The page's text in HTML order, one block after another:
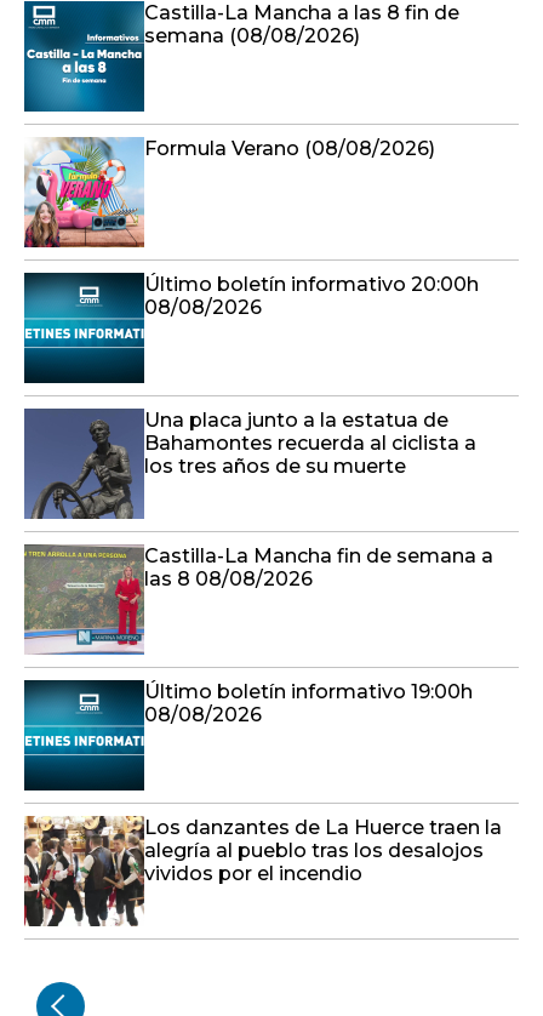
Castilla-La Mancha a las 8 fin de
semana (08/08/2026)
Formula Verano (08/08/2026)
Último boletín informativo 20:00h
08/08/2026
Una placa junto a la estatua de
Bahamontes recuerda al ciclista a
los tres años de su muerte
Castilla-La Mancha fin de semana a
las 8 08/08/2026
Último boletín informativo 19:00h
08/08/2026
Los danzantes de La Huerce traen la
alegría al pueblo tras los desalojos
vividos por el incendio